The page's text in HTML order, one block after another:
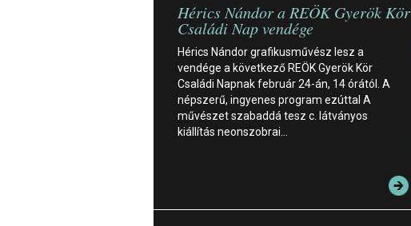
Hérics Nándor a REÖK Gyerök Kör
Családi Nap vendége
Hérics Nándor grafikusművész lesz a
vendége a következő REÖK Gyerök Kör
Családi Napnak február 24-án, 14 órától. A
népszerű, ingyenes program ezúttal A
művészet szabaddá tesz c. látványos
kiállítás neonszobrai…